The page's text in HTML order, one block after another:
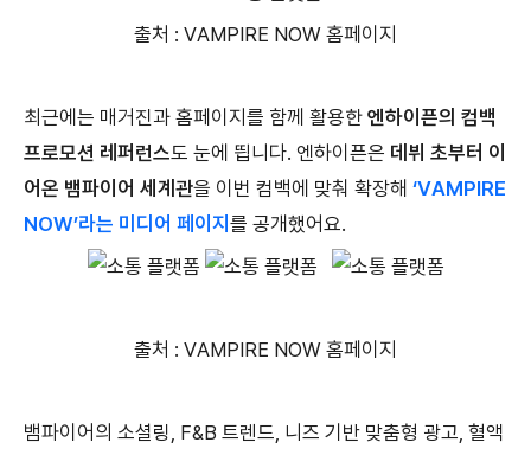
출처 : VAMPIRE NOW 홈페이지
최근에는 매거진과 홈페이지를 함께 활용한 엔하이픈의 컴백
프로모션 레퍼런스도 눈에 띕니다. 엔하이픈은 데뷔 초부터 이
어온 뱀파이어 세계관을 이번 컴백에 맞춰 확장해 ‘VAMPIRE
NOW’라는 미디어 페이지 를 공개했어요.
출처 : VAMPIRE NOW 홈페이지
뱀파이어의 소셜링, F&B 트렌드, 니즈 기반 맞춤형 광고, 혈액